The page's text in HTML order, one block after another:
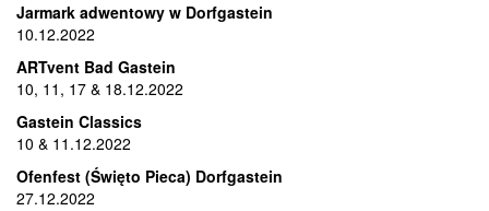
Jarmark adwentowy w Dorfgastein
10.12.2022
ARTvent Bad Gastein
10, 11, 17 & 18.12.2022
Gastein Classics
10 & 11.12.2022
Ofenfest (Święto Pieca) Dorfgastein
27.12.2022